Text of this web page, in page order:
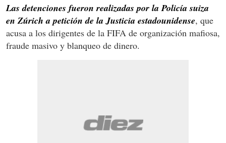
Las detenciones fueron realizadas por la Policía suiza
en Zúrich a petición de la Justicia estadounidense, que
acusa a los dirigentes de la FIFA de organización mafiosa,
fraude masivo y blanqueo de dinero.